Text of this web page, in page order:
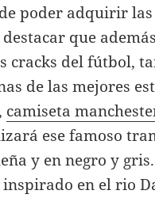
poder adquirir
que
cracks del fútbol,
de las mejores
camiseta
ese famoso
y en negro y
en el rio